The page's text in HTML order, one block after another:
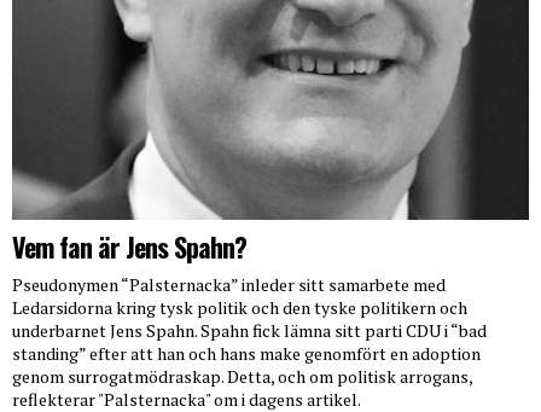
Vem fan är Jens Spahn?
Pseudonymen “Palsternacka” inleder sitt samarbete med
Ledarsidorna kring tysk politik och den tyske politikern och
underbarnet Jens Spahn. Spahn fick lämna sitt parti CDU i “bad
standing” efter att han och hans make genomfört en adoption
genom surrogatmödraskap. Detta, och om politisk arrogans,
reflekterar "Palsternacka" om i dagens artikel.